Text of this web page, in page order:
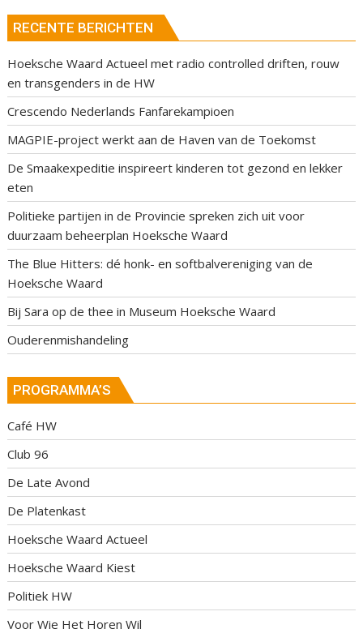
RECENTE BERICHTEN
Hoeksche Waard Actueel met radio controlled driften, rouw
en transgenders in de HW
Crescendo Nederlands Fanfarekampioen
MAGPIE-project werkt aan de Haven van de Toekomst
De Smaakexpeditie inspireert kinderen tot gezond en lekker
eten
Politieke partijen in de Provincie spreken zich uit voor
duurzaam beheerplan Hoeksche Waard
The Blue Hitters: dé honk- en softbalvereniging van de
Hoeksche Waard
Bij Sara op de thee in Museum Hoeksche Waard
Ouderenmishandeling
PROGRAMMA’S
Café HW
Club 96
De Late Avond
De Platenkast
Hoeksche Waard Actueel
Hoeksche Waard Kiest
Politiek HW
Voor Wie Het Horen Wil